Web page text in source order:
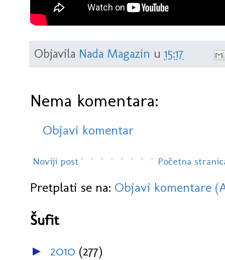
Objavila Nada Magazin u 15:17
Nema komentara:
Objavi komentar
Noviji post Početna
Pretplati se na: Objavi komentare
Šufit
► 2010 (277)